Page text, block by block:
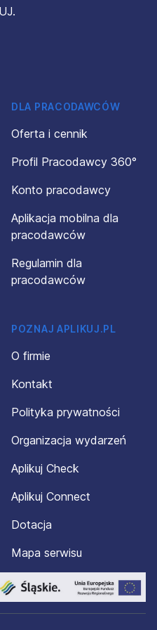
DLA PRACODAWCÓW
Oferta i cennik
Profil Pracodawcy 360°
Konto pracodawcy
Aplikacja mobilna dla
pracodawców
Regulamin dla
pracodawców
POZNAJ APLIKUJ.PL
O firmie
Kontakt
Polityka prywatności
Organizacja wydarzeń
Aplikuj Check
Aplikuj Connect
Dotacja
Mapa serwisu